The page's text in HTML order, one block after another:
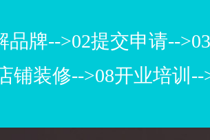
品牌-->02提交申请--
铺装修-->08开业培训